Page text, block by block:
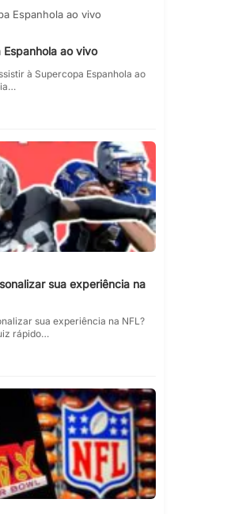
Espanhola ao vivo
à Supercopa Espanhola ao
sua experiência na
sua experiência na NFL?
rápido…